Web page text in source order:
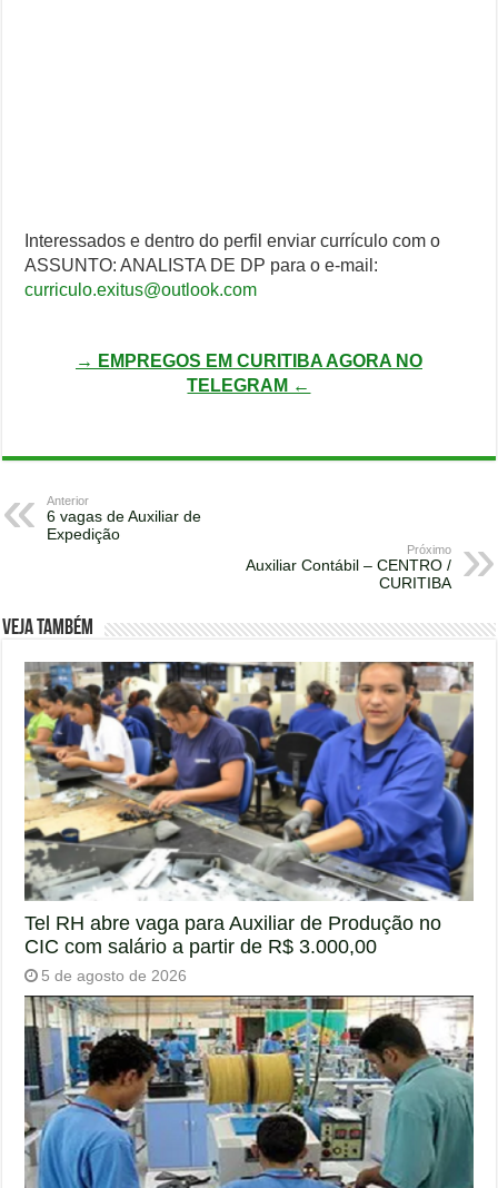
Interessados e dentro do perfil enviar currículo com o
ASSUNTO: ANALISTA DE DP para o e-mail:
curriculo.exitus@outlook.com
→ EMPREGOS EM CURITIBA AGORA NO
TELEGRAM ←
Anterior
6 vagas de Auxiliar de
Expedição
Próximo
Auxiliar Contábil – CENTRO /
CURITIBA
Veja também
Tel RH abre vaga para Auxiliar de Produção no
CIC com salário a partir de R$ 3.000,00
5 de agosto de 2026